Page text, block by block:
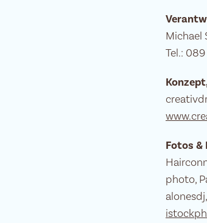
Michael
Tel.:
Fotos &
photo,